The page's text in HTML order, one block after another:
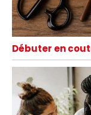
Débuter en